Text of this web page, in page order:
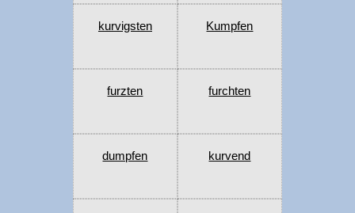
kurvigsten Kumpfen
furzten furchten
dumpfen kurvend